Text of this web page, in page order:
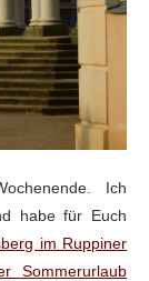
Ich
habe für Euch
im Ruppiner
Sommerurlaub